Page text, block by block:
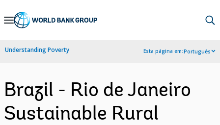
Skip
Navigation
Understanding Poverty Esta página em:Português
Brazil - Rio de Janeiro
Sustainable Rural